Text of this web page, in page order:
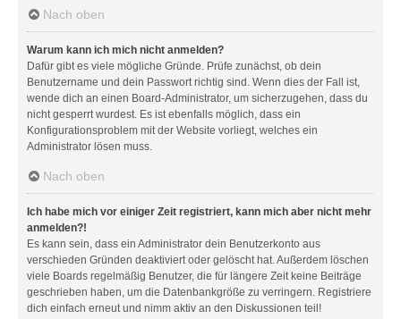
Nach oben
Warum kann ich mich nicht anmelden?
Dafür gibt es viele mögliche Gründe. Prüfe zunächst, ob dein
Benutzername und dein Passwort richtig sind. Wenn dies der Fall ist,
wende dich an einen Board-Administrator, um sicherzugehen, dass du
nicht gesperrt wurdest. Es ist ebenfalls möglich, dass ein
Konfigurationsproblem mit der Website vorliegt, welches ein
Administrator lösen muss.
Nach oben
Ich habe mich vor einiger Zeit registriert, kann mich aber nicht mehr
anmelden?!
Es kann sein, dass ein Administrator dein Benutzerkonto aus
verschieden Gründen deaktiviert oder gelöscht hat. Außerdem löschen
viele Boards regelmäßig Benutzer, die für längere Zeit keine Beiträge
geschrieben haben, um die Datenbankgröße zu verringern. Registriere
dich einfach erneut und nimm aktiv an den Diskussionen teil!